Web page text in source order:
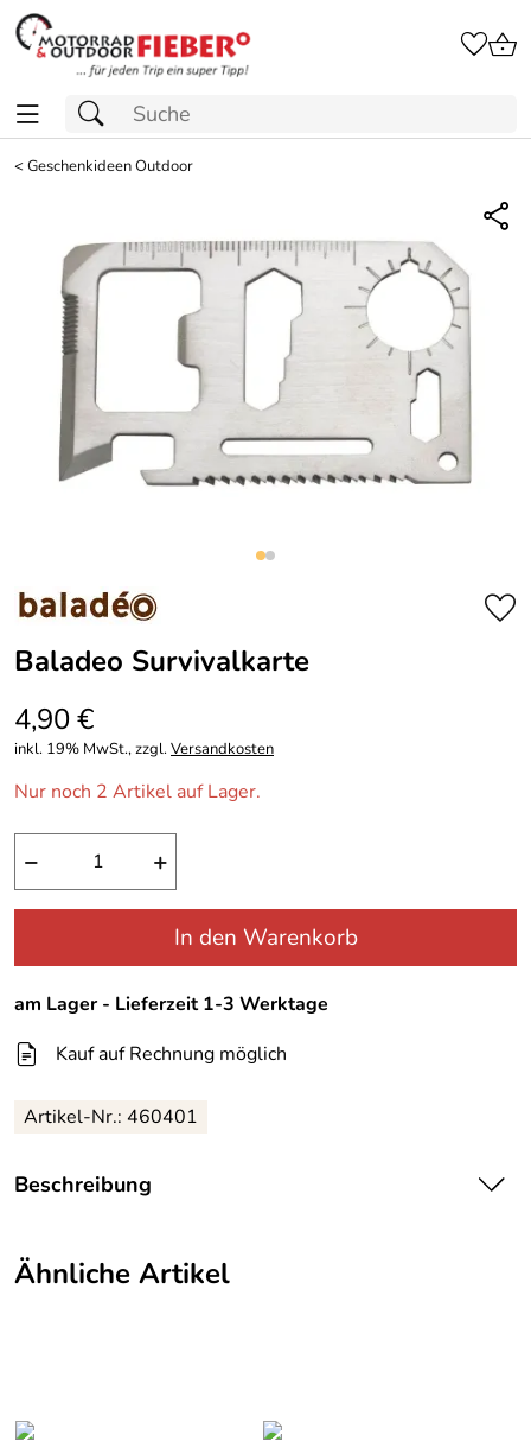
<Geschenkideen Outdoor
Baladeo Survivalkarte
4,90 €
inkl. 19% MwSt., zzgl.Versandkosten
Nur noch 2 Artikel auf Lager.
− +
In den Warenkorb
am Lager - Lieferzeit 1-3 Werktage
Kauf auf Rechnung möglich
Artikel-Nr.: 460401
Beschreibung
Survivalwerkzeug im Scheckkartenformat. Mit 12
Edelstahl
Ähnliche Artikel